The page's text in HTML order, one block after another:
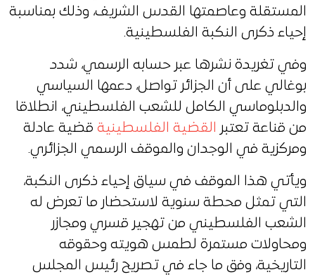
المستقلة وعاصمتها القدس الشريف، وذلك بمناسبة
إحياء ذكرى النكبة الفلسطينية.
وفي تغريدة نشرها عبر حسابه الرسمي، شدد
بوغالي على أن الجزائر تواصل، دعمها السياسي
والدبلوماسي الكامل للشعب الفلسطيني، انطلاقا
من قناعة تعتبر القضية الفلسطينية قضية عادلة
ومركزية في الوجدان والموقف الرسمي الجزائري.
ويأتي هذا الموقف في سياق إحياء ذكرى النكبة،
التي تمثل محطة سنوية لاستحضار ما تعرض له
الشعب الفلسطيني من تهجير قسري ومجازر
ومحاولات مستمرة لطمس هويته وحقوقه
التاريخية، وفق ما جاء في تصريح رئيس المجلس